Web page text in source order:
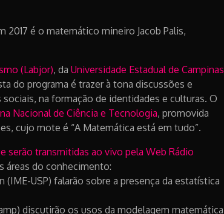
2017 é o matemático mineiro Jacob Palis,
(Labjor), da Universidade Estadual de Campinas
do programa é trazer à tona discussões e
na formação de identidades e culturas. O
Nacional de Ciência e Tecnologia, promovida
cujo mote é “A Matemática está em tudo”.
serão transmitidas ao vivo pela Web Rádio
áreas do conhecimento:
(IME-USP) falarão sobre a presença da estatística
discutirão os usos da modelagem matemática